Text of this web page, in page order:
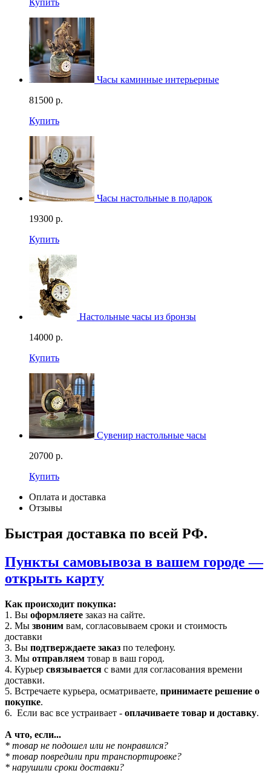
Купить
Часы каминные интерьерные
81500 р.
Купить
Часы настольные в подарок
19300 р.
Купить
Настольные часы из бронзы
14000 р.
Купить
Сувенир настольные часы
20700 р.
Купить
Оплата и доставка
Отзывы
Быстрая доставка по всей РФ.
Пункты самовывоза в вашем городе —
открыть карту
Как происходит покупка:
1. Вы оформляете заказ на сайте.
2. Мы звоним вам, согласовываем сроки и стоимость
доставки
3. Вы подтверждаете заказ по телефону.
3. Мы отправляем товар в ваш город.
4. Курьер связывается с вами для согласования времени
доставки.
5. Встречаете курьера, осматриваете, принимаете решение о
покупке.
6. Если вас все устраивает - оплачиваете товар и доставку.
А что, если...
* товар не подошел или не понравился?
* товар повредили при транспортировке?
* нарушили сроки доставки?